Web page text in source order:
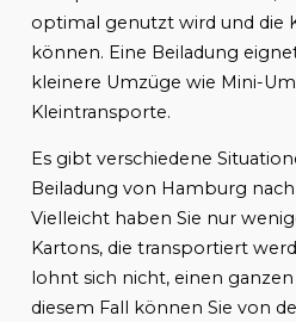
optimal genutzt wird und die
können. Eine Beiladung
kleinere Umzüge wie Mini-
Kleintransporte.
Es gibt verschiedene
Beiladung von Hamburg
Vielleicht haben Sie nur
Kartons, die transportiert
lohnt sich nicht, einen
diesem Fall können Sie von